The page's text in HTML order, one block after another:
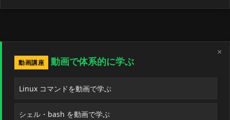
×
動画講座
動画で体系的に学ぶ
Linux コマンドを動画で学ぶ
シェル・bash を動画で学ぶ